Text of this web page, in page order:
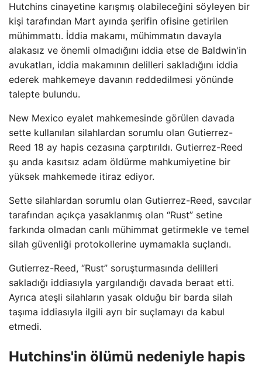
Hutchins cinayetine karışmış olabileceğini söyleyen bir
kişi tarafından Mart ayında şerifin ofisine getirilen
mühimmattı. İddia makamı, mühimmatın davayla
alakasız ve önemli olmadığını iddia etse de Baldwin'in
avukatları, iddia makamının delilleri sakladığını iddia
ederek mahkemeye davanın reddedilmesi yönünde
talepte bulundu.
New Mexico eyalet mahkemesinde görülen davada
sette kullanılan silahlardan sorumlu olan Gutierrez-
Reed 18 ay hapis cezasına çarptırıldı. Gutierrez-Reed
şu anda kasıtsız adam öldürme mahkumiyetine bir
yüksek mahkemede itiraz ediyor.
Sette silahlardan sorumlu olan Gutierrez-Reed, savcılar
tarafından açıkça yasaklanmış olan “Rust” setine
farkında olmadan canlı mühimmat getirmekle ve temel
silah güvenliği protokollerine uymamakla suçlandı.
Gutierrez-Reed, “Rust” soruşturmasında delilleri
sakladığı iddiasıyla yargılandığı davada beraat etti.
Ayrıca ateşli silahların yasak olduğu bir barda silah
taşıma iddiasıyla ilgili ayrı bir suçlamayı da kabul
etmedi.
Hutchins'in ölümü nedeniyle hapis